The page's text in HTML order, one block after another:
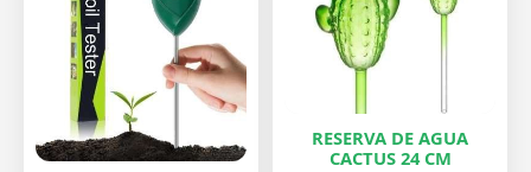
RESERVA DE AGUA
CACTUS 24 CM